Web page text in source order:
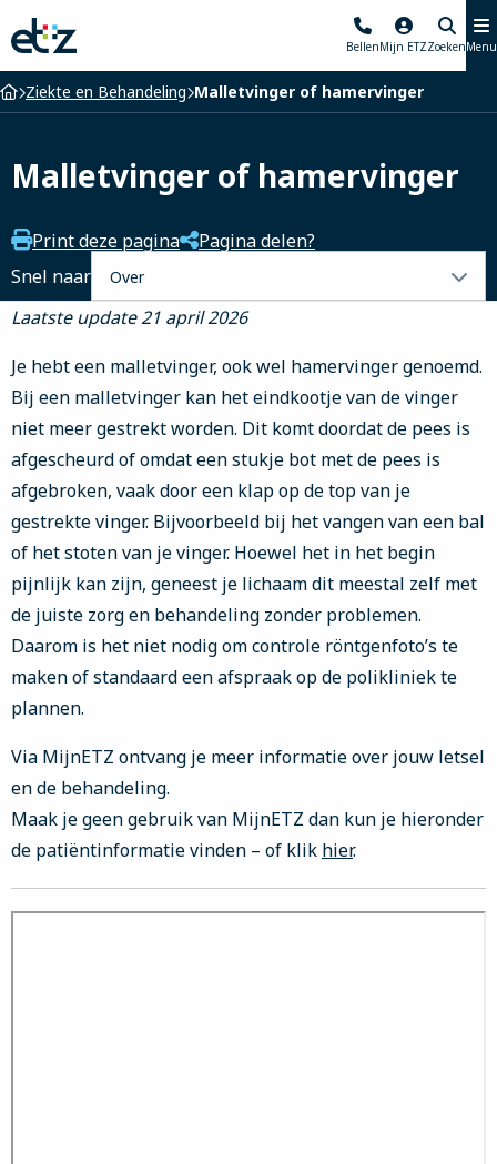
Elisabeth-
TweeSteden
Ziekenhuis
BellenMijn ETZZoekenMenu
Home
Ziekte en Behandeling Malletvinger of hamervinger
Malletvinger of hamervinger
Print deze pagina
Pagina delen?
Snel naar
tabblad
Laatste update 21 april 2026
Je hebt een malletvinger, ook wel hamervinger genoemd.
Bij een malletvinger kan het eindkootje van de vinger
niet meer gestrekt worden. Dit komt doordat de pees is
afgescheurd of omdat een stukje bot met de pees is
afgebroken, vaak door een klap op de top van je
gestrekte vinger. Bijvoorbeeld bij het vangen van een bal
of het stoten van je vinger. Hoewel het in het begin
pijnlijk kan zijn, geneest je lichaam dit meestal zelf met
de juiste zorg en behandeling zonder problemen.
Daarom is het niet nodig om controle röntgenfoto’s te
maken of standaard een afspraak op de polikliniek te
plannen.
Via MijnETZ ontvang je meer informatie over jouw letsel
en de behandeling.
Maak je geen gebruik van MijnETZ dan kun je hieronder
de patiëntinformatie vinden – of klik hier.